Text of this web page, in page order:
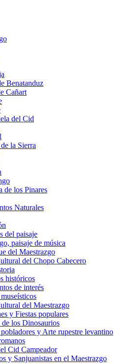
Benatanduz
Cañart
del Cid
la Sierra
de los Pinares
Naturales
del paisaje
paisaje de música
del Maestrazgo
del Chopo Cabecero
históricos
de interés
del Maestrazgo
y Fiestas populares
de los Dinosaurios
y Arte rupestre levantino
Cid Campeador
y Sanjuanistas en el Maestrazgo